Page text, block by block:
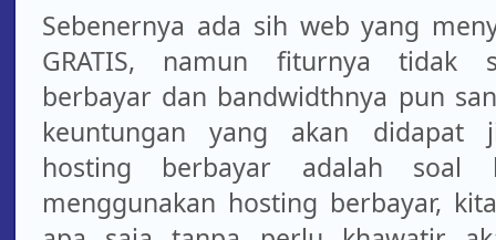
Sebenernya ada sih web yang
GRATIS, namun fiturnya tidak
berbayar dan bandwidthnya pun
keuntungan yang akan didapat
hosting berbayar adalah soal
menggunakan hosting berbayar,